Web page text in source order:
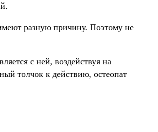
разную причину. Поэтому не
с ней, воздействуя на
толчок к действию, остеопат